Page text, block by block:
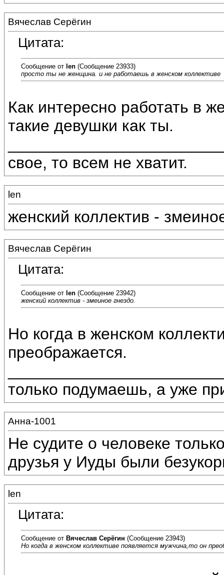
Вячеслав Серёгин
Цитата:
Сообщение от len (Сообщение 23933)
просто ты не женщина. и не работаешь в женском коллективе
Как интересно работать в
такие девушки как ты.
свое, то всем не хватит.
len
женский коллектив -
Вячеслав Серёгин
Цитата:
Сообщение от len (Сообщение 23942)
женский коллектив - змеиное гнездо.
Но когда в женском
преображается.
только подумаешь, а уже
Анна-1001
Не судите о человеке
друзья у Иуды были
len
Цитата:
Сообщение от Вячеслав Серёгин (Сообщение 23943)
Но когда в женском коллективе появляется мужчина,то он